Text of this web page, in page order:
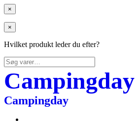
×
×
Hvilket produkt leder du efter?
Søg
efter:
Campingday
Campingday